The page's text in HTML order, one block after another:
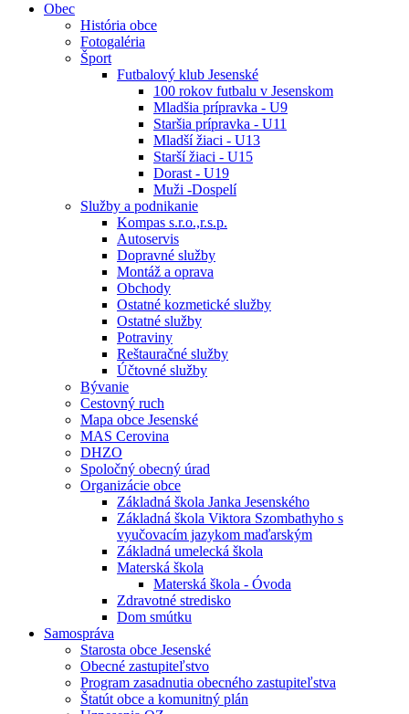
Obec
História obce
Fotogaléria
Šport
Futbalový klub Jesenské
100 rokov futbalu v Jesenskom
Mladšia prípravka - U9
Staršia prípravka - U11
Mladší žiaci - U13
Starší žiaci - U15
Dorast - U19
Muži -Dospelí
Služby a podnikanie
Kompas s.r.o.,r.s.p.
Autoservis
Dopravné služby
Montáž a oprava
Obchody
Ostatné kozmetické služby
Ostatné služby
Potraviny
Reštauračné služby
Účtovné služby
Bývanie
Cestovný ruch
Mapa obce Jesenské
MAS Cerovina
DHZO
Spoločný obecný úrad
Organizácie obce
Základná škola Janka Jesenského
Základná škola Viktora Szombathyho s
vyučovacím jazykom maďarským
Základná umelecká škola
Materská škola
Materská škola - Óvoda
Zdravotné stredisko
Dom smútku
Samospráva
Starosta obce Jesenské
Obecné zastupiteľstvo
Program zasadnutia obecného zastupiteľstva
Štatút obce a komunitný plán